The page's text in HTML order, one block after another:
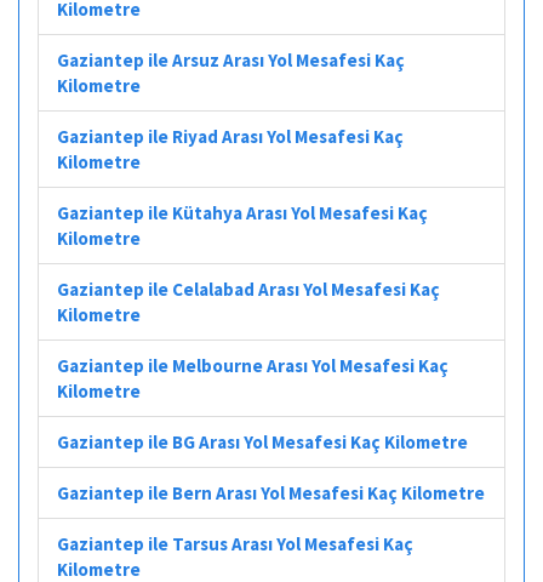
Kilometre
Gaziantep ile Arsuz Arası Yol Mesafesi Kaç
Kilometre
Gaziantep ile Riyad Arası Yol Mesafesi Kaç
Kilometre
Gaziantep ile Kütahya Arası Yol Mesafesi Kaç
Kilometre
Gaziantep ile Celalabad Arası Yol Mesafesi Kaç
Kilometre
Gaziantep ile Melbourne Arası Yol Mesafesi Kaç
Kilometre
Gaziantep ile BG Arası Yol Mesafesi Kaç Kilometre
Gaziantep ile Bern Arası Yol Mesafesi Kaç Kilometre
Gaziantep ile Tarsus Arası Yol Mesafesi Kaç
Kilometre